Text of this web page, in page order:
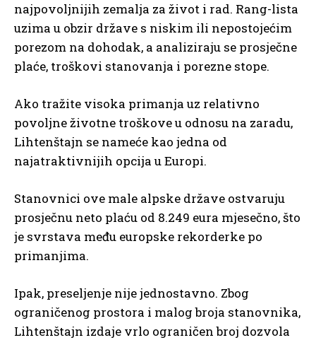
najpovoljnijih zemalja za život i rad. Rang-lista
uzima u obzir države s niskim ili nepostojećim
porezom na dohodak, a analiziraju se prosječne
plaće, troškovi stanovanja i porezne stope.
Ako tražite visoka primanja uz relativno
povoljne životne troškove u odnosu na zaradu,
Lihtenštajn se nameće kao jedna od
najatraktivnijih opcija u Europi.
Stanovnici ove male alpske države ostvaruju
prosječnu neto plaću od 8.249 eura mjesečno, što
je svrstava među europske rekorderke po
primanjima.
Ipak, preseljenje nije jednostavno. Zbog
ograničenog prostora i malog broja stanovnika,
Lihtenštajn izdaje vrlo ograničen broj dozvola